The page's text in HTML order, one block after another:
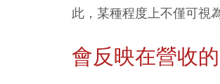
此，某種程度上不僅可視
會反映在營收的